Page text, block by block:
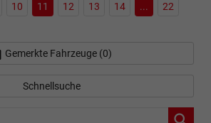
10 11 12 13 14 ... 22
Gemerkte Fahrzeuge (0)
Schnellsuche